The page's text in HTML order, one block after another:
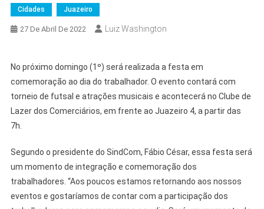
Cidades Juazeiro
27 De Abril De 2022 Luiz Washington
No próximo domingo (1º) será realizada a festa em
comemoração ao dia do trabalhador. O evento contará com
torneio de futsal e atrações musicais e acontecerá no Clube de
Lazer dos Comerciários, em frente ao Juazeiro 4, a partir das
7h.
Segundo o presidente do SindCom, Fábio César, essa festa será
um momento de integração e comemoração dos
trabalhadores. “Aos poucos estamos retornando aos nossos
eventos e gostaríamos de contar com a participação dos